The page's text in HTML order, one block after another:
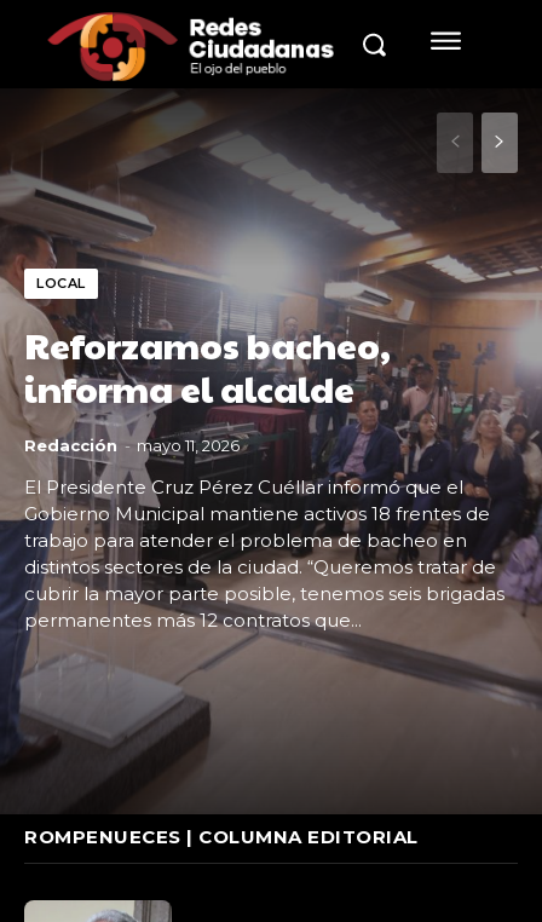
LOCAL
Reforzamos bacheo,
informa el alcalde
Redacción - mayo 11, 2026
El Presidente Cruz Pérez Cuéllar informó que el
Gobierno Municipal mantiene activos 18 frentes de
trabajo para atender el problema de bacheo en
distintos sectores de la ciudad. “Queremos tratar de
cubrir la mayor parte posible, tenemos seis brigadas
permanentes más 12 contratos que...
ROMPENUECES | COLUMNA EDITORIAL